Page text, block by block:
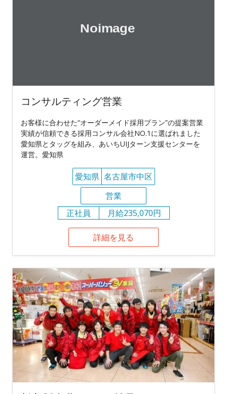
コンサルティング営業
お客様に合わせた“オーダーメイド採用プラン”の提案営業
実績が信頼できる採用コンサル会社NO.1に選ばれました
愛知県とタッグを組み、あいちUIJターン支援センターを
運営。愛知県
愛知県 名古屋市中区
営業
正社員
月給235,070円
詳細を見る